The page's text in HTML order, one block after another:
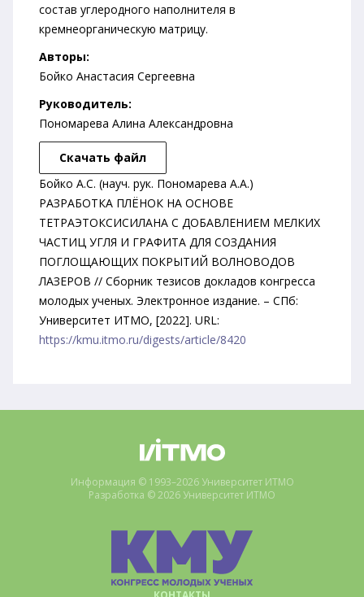
состав углеродного наполнителя в
кремнеорганическую матрицу.
Авторы:
Бойко Анастасия Сергеевна
Руководитель:
Пономарева Алина Александровна
Скачать файл
Бойко А.С. (науч. рук. Пономарева А.А.)
РАЗРАБОТКА ПЛЁНОК НА ОСНОВЕ
ТЕТРАЭТОКСИСИЛАНА С ДОБАВЛЕНИЕМ МЕЛКИХ
ЧАСТИЦ УГЛЯ И ГРАФИТА ДЛЯ СОЗДАНИЯ
ПОГЛОЩАЮЩИХ ПОКРЫТИЙ ВОЛНОВОДОВ
ЛАЗЕРОВ // Сборник тезисов докладов конгресса
молодых ученых. Электронное издание. – СПб:
Университет ИТМО, [2022]. URL:
https://kmu.itmo.ru/digests/article/8420
Информация © 1993–2026 Университет ИТМО
Разработка © 2026 Университет ИТМО